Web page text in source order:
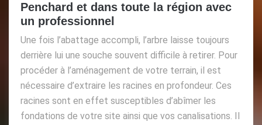
Penchard et dans toute la région avec
un professionnel
Une fois l’abattage accompli, l’arbre laisse toujours
derrière lui une souche souvent difficile à retirer. Pour
procéder à l’aménagement de votre terrain, il est
nécessaire d’extraire les racines en profondeur. Ces
racines sont en effet susceptibles d’abîmer les
fondations de votre site ainsi que vos canalisations. Il